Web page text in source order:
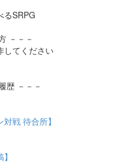
るSRPG
－－－
してください
歴 －－－
対戦 待合所】